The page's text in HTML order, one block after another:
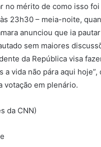
no mérito de como isso
23h30 – meia-noite,
anunciou que ia
sem maiores
da República visa
vida não pára aqui hoje”,
votação em plenário.
da CNN)